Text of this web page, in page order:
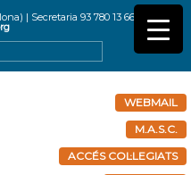
| Secretaria 93 780 13 66 |
WEBMAIL
M.A.S.C.
ACCÉS COL·LEGIATS